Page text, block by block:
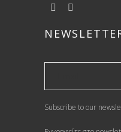
Subscribe to our